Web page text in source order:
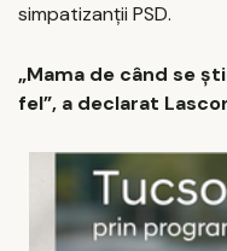
simpatizanții PSD.
„Mama de când se
fel”, a declarat